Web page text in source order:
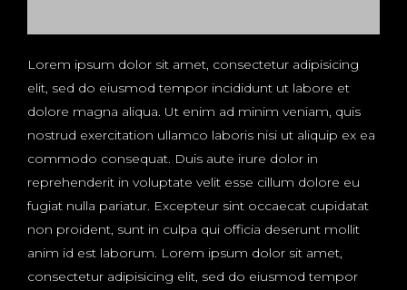
Lorem ipsum dolor sit amet, consectetur adipisicing
elit, sed do eiusmod tempor incididunt ut labore et
dolore magna aliqua. Ut enim ad minim veniam, quis
nostrud exercitation ullamco laboris nisi ut aliquip ex ea
commodo consequat. Duis aute irure dolor in
reprehenderit in voluptate velit esse cillum dolore eu
fugiat nulla pariatur. Excepteur sint occaecat cupidatat
non proident, sunt in culpa qui officia deserunt mollit
anim id est laborum. Lorem ipsum dolor sit amet,
consectetur adipisicing elit, sed do eiusmod tempor